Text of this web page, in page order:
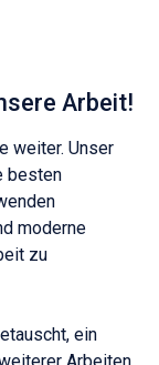
Arbeit!
weiter. Unser
besten
moderne
zu
ein